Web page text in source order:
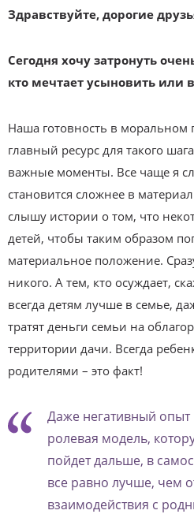
Здравствуйте, дорогие
Сегодня хочу затронуть
кто мечтает усыновить или
Наша готовность в моральном
главный ресурс для такого
важные моменты. Все чаще я
становится сложнее в
слышу истории о том, что
детей, чтобы таким образом
материальное положение.
никого. А тем, кто осуждает,
всегда детям лучше в семье,
тратят деньги семьи на
территории дачи. Всегда
родителями – это факт!
Даже негативный опыт
ролевая модель,
пойдет дальше, в
все равно лучше, чем
взаимодействия с